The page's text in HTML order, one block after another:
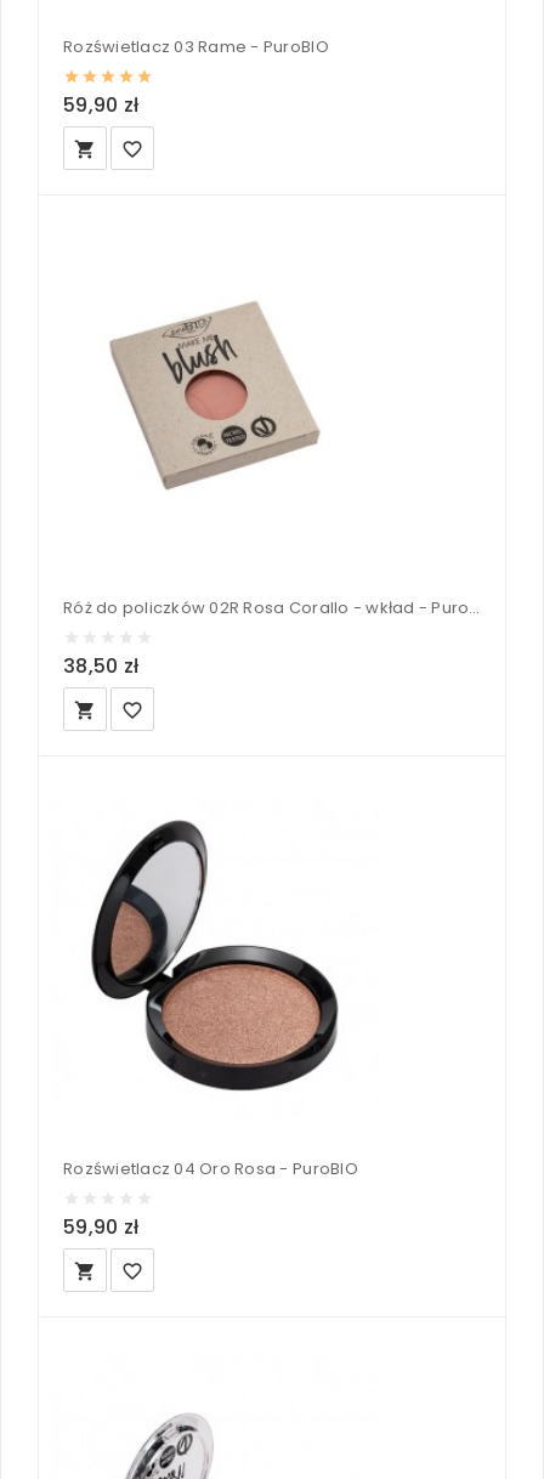
Rozświetlacz 03 Rame - PuroBIO
59,90 zł
local_grocery_store favorite_border
Róż do policzków 02R Rosa Corallo - wkład - PuroBIO
38,50 zł
local_grocery_store favorite_border
Rozświetlacz 04 Oro Rosa - PuroBIO
59,90 zł
local_grocery_store favorite_border